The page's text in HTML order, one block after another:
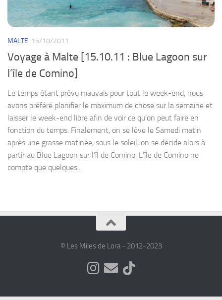
MALTE 15/10/2011
Voyage à Malte [15.10.11 : Blue Lagoon sur
l’île de Comino]
Le temps étant prévu mauvais pour tout le week-end, nous
avons préféré planifier le maximum de chose sur la semaine et
laisser le week-end libre afin de voir ce qu’on peut faire en
fonction du temps. Finalement, on se lève le Samedi matin
après une grasse matinée, sous le soleil, on se décide alors à
partir au Blue Lagoon sur l’îl de Comino. L’île de Comino ne
compte que quelques...
© Les Miles de Lora - 2012-2023